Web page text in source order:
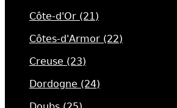
Côte-d'Or (21)
Côtes-d'Armor (22)
Creuse (23)
Dordogne (24)